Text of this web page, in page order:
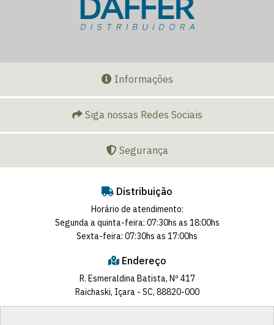
Informações
Siga nossas Redes Sociais
Segurança
Distribuição
Horário de atendimento:
Segunda a quinta-feira: 07:30hs as 18:00hs
Sexta-feira: 07:30hs as 17:00hs
Endereço
R. Esmeraldina Batista, Nº 417
Raichaski, Içara - SC, 88820-000